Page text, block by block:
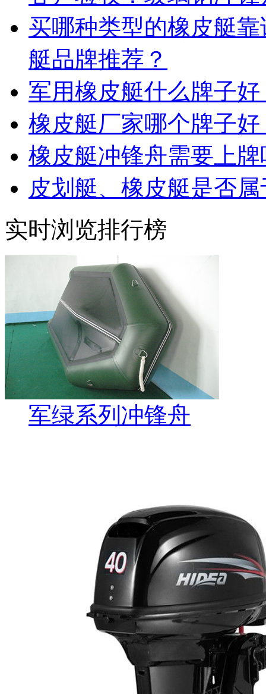
买哪种类型的橡皮艇
艇品牌推荐？
军用橡皮艇什么牌子好
橡皮艇厂家哪个牌子好
橡皮艇冲锋舟需要上牌
皮划艇、橡皮艇是否
实时浏览排行榜
军绿系列冲锋舟